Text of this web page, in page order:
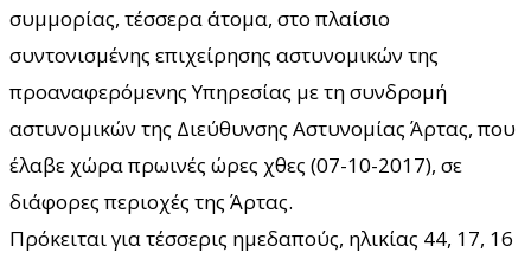
συμμορίας, τέσσερα άτομα, στο πλαίσιο
συντονισμένης επιχείρησης αστυνομικών της
προαναφερόμενης Υπηρεσίας με τη συνδρομή
αστυνομικών της Διεύθυνσης Αστυνομίας Άρτας, που
έλαβε χώρα πρωινές ώρες χθες (07-10-2017), σε
διάφορες περιοχές της Άρτας.
Πρόκειται για τέσσερις ημεδαπούς, ηλικίας 44, 17, 16